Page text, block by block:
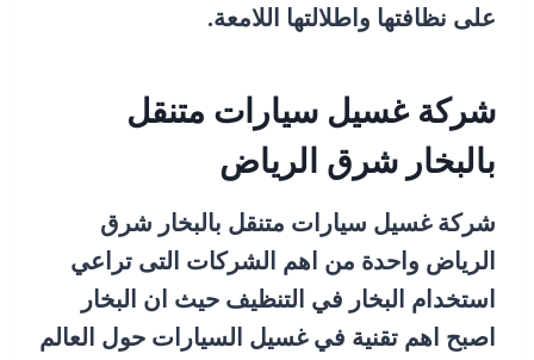
على نظافتها واطلالتها اللامعة.
شركة غسيل سيارات متنقل
بالبخار شرق الرياض
شركة غسيل سيارات متنقل بالبخار شرق
الرياض واحدة من اهم الشركات التى تراعي
استخدام البخار في التنظيف حيث ان البخار
اصبح اهم تقنية في غسيل السيارات حول العالم